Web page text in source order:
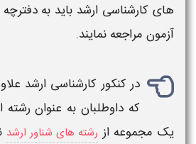
های کارشناسی ارشد باید به
آزمون مراجعه نمایند.
در کنکورکارشناسی ارشد
که داوطلبان به عنوان
یک مجموعه از رشته های شناور ارشد